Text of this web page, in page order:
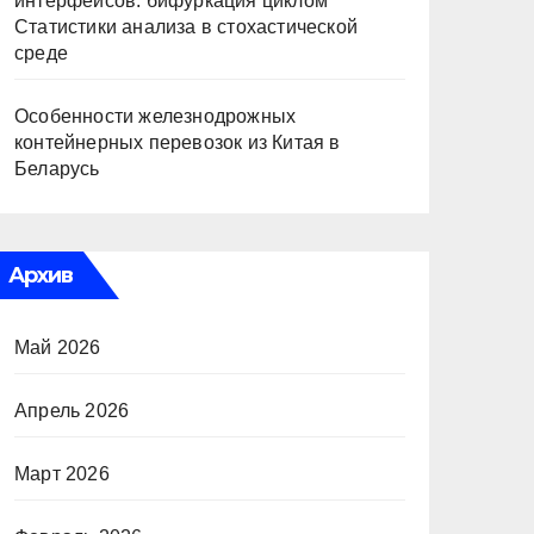
Статистики анализа в стохастической
среде
Особенности железнодрожных
контейнерных перевозок из Китая в
Беларусь
Архив
Май 2026
Апрель 2026
Март 2026